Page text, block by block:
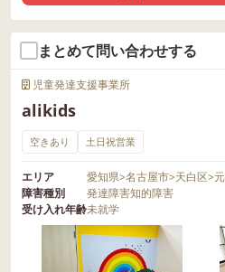
まとめて問い合わせする
児童発達支援事業所
alikids
空きあり 土日祝営業
エリア 愛知県>名古屋市>天白区>
障害種別
発達障害知的障害
受け入れ年齢未就学